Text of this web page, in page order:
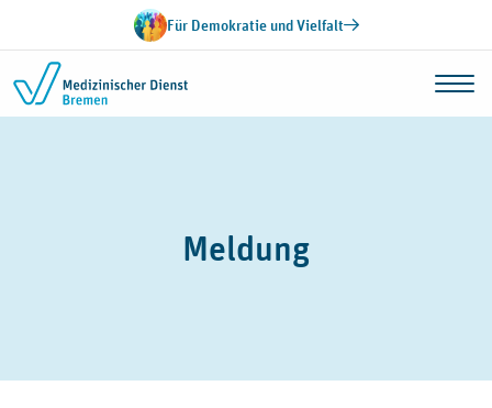
Zum Inhalt springenFür Demokratie und Vielfalt
Meldung